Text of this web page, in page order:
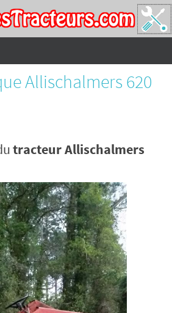
Allischalmers 620
tracteur Allischalmers